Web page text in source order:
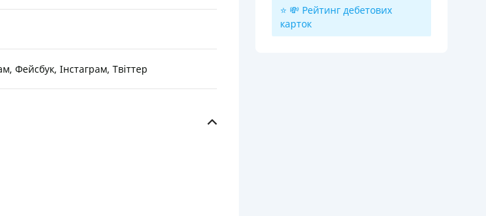
Фейсбук, Інстаграм, Твіттер
⭐ 💸 Рейтинг дебетових
карток